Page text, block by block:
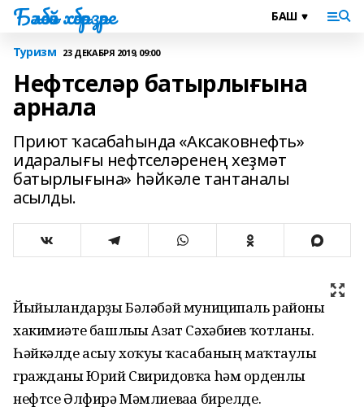
Бәләбәй хәбәрҙәре
Туризм 23 ДЕКАБРЯ 2019, 09:00
Нефтселәр батырлығына
арнала
Приют ҡасабаһында «Аксаковнефть»
идаралығы нефтселәренең хеҙмәт
батырлығына» һәйкәле тантаналы
асылды.
Йыйылғандарҙы Бәләбәй муниципаль районы
хакимиәте башлығы Азат Сәхәбиев ҡотланы.
Һәйкәлде асыу хоҡуғы ҡасабаның маҡтаулы
гражданы Юрий Свиридовҡа һәм орденлы
нефтсе Әлфирә Мәмлиеваға бирелде.